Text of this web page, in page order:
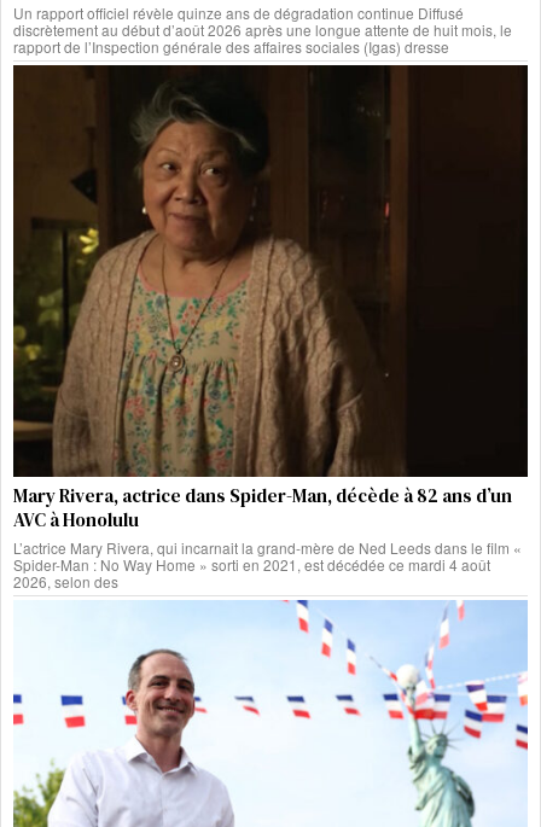
Un rapport officiel révèle quinze ans de dégradation continue Diffusé
discrètement au début d’août 2026 après une longue attente de huit mois, le
rapport de l’Inspection générale des affaires sociales (Igas) dresse
Mary Rivera, actrice dans Spider-Man, décède à 82 ans d’un
AVC à Honolulu
L’actrice Mary Rivera, qui incarnait la grand-mère de Ned Leeds dans le film «
Spider-Man : No Way Home » sorti en 2021, est décédée ce mardi 4 août
2026, selon des